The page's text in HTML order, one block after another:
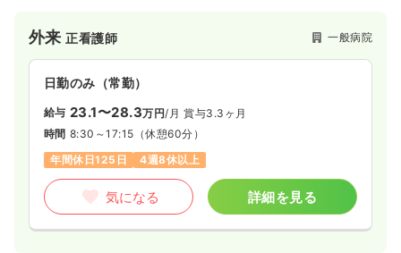
外来正看護師 一般病院
日勤のみ（常勤）
給与 23.1〜28.3万円/月 賞与3.3ヶ月
時間 8:30～17:15 （休憩60分）
年間休日125日
4週8休以上
気になる 詳細を見る